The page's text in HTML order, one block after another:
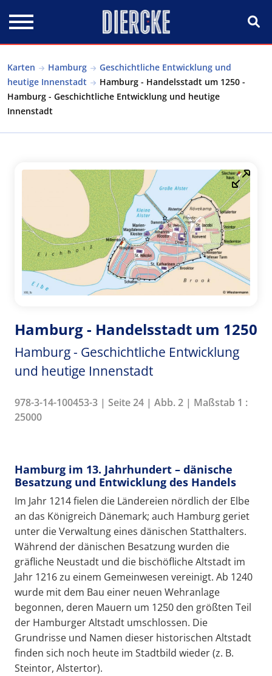
Karten Hamburg
Geschichtliche Entwicklung und
heutige Innenstadt
Hamburg - Handelsstadt um 1250 -
Hamburg - Geschichtliche Entwicklung und heutige
Innenstadt
Hamburg - Handelsstadt um 1250
Hamburg - Geschichtliche Entwicklung
und heutige Innenstadt
978-3-14-100453-3 | Seite 24 | Abb. 2 | Maßstab 1 :
25000
Hamburg im 13. Jahrhundert – dänische
Besatzung und Entwicklung des Handels
Im Jahr 1214 fielen die Ländereien nördlich der Elbe
an das Königreich Dänemark; auch Hamburg geriet
unter die Verwaltung eines dänischen Statthalters.
Während der dänischen Besatzung wurden die
gräfliche Neustadt und die bischöfliche Altstadt im
Jahr 1216 zu einem Gemeinwesen vereinigt. Ab 1240
wurde mit dem Bau einer neuen Wehranlage
begonnen, deren Mauern um 1250 den größten Teil
der Hamburger Altstadt umschlossen. Die
Grundrisse und Namen dieser historischen Altstadt
finden sich noch heute im Stadtbild wieder (z. B.
Steintor, Alstertor).